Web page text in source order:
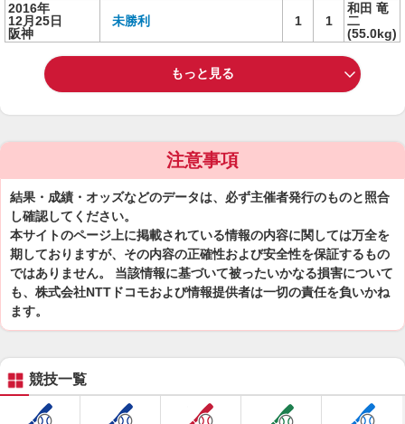
2016年
12月25日
阪神
未勝利 1 1
和田 竜
二
(55.0kg)
もっと見る
注意事項
結果・成績・オッズなどのデータは、必ず主催者発行のものと照合
し確認してください。
本サイトのページ上に掲載されている情報の内容に関しては万全を
期しておりますが、その内容の正確性および安全性を保証するもの
ではありません。 当該情報に基づいて被ったいかなる損害について
も、株式会社NTTドコモおよび情報提供者は一切の責任を負いかね
ます。
競技一覧